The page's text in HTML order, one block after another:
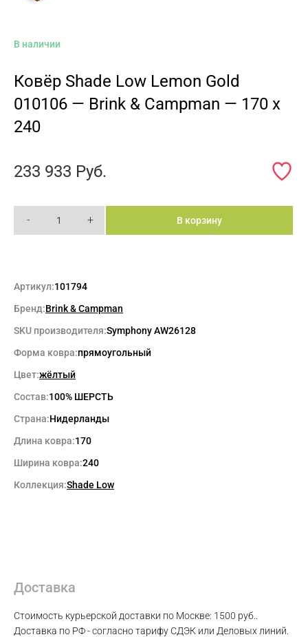
В наличии
Ковёр Shade Low Lemon Gold
010106 — Brink & Campman — 170 x
240
233 933 Руб.
- + В корзину
Артикул:101794
Бренд:Brink & Campman
SKU производителя:Symphony AW26128
Форма ковра:прямоугольный
Цвет:жёлтый
Состав:100% ШЕРСТЬ
Страна:Нидерланды
Длина ковра:170
Ширина ковра:240
Коллекция:Shade Low
Доставка
Стоимость курьерской доставки по Москве: 1500 руб..
Доставка по РФ - согласно тарифу СДЭК или Деловых линий.
Max